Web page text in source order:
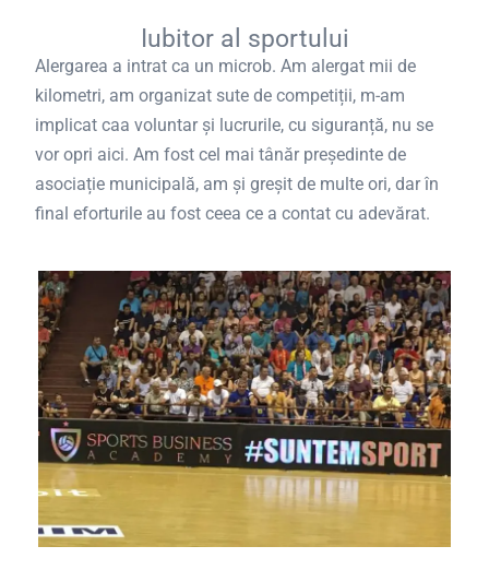
Iubitor al sportului
Alergarea a intrat ca un microb. Am alergat mii de
kilometri, am organizat sute de competiții, m-am
implicat caa voluntar și lucrurile, cu siguranță, nu se
vor opri aici. Am fost cel mai tânăr președinte de
asociație municipală, am și greșit de multe ori, dar în
final eforturile au fost ceea ce a contat cu adevărat.